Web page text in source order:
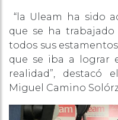
“la Uleam ha sido
que se ha
todos sus
que se iba a lograr
realidad”, destacó
Miguel Camino